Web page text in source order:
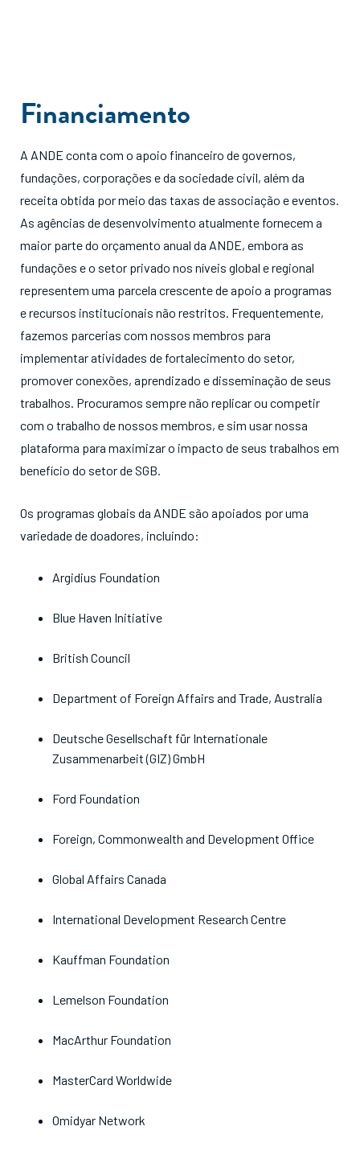
Financiamento
A ANDE conta com o apoio financeiro de governos,
fundações, corporações e da sociedade civil, além da
receita obtida por meio das taxas de associação e eventos.
As agências de desenvolvimento atualmente fornecem a
maior parte do orçamento anual da ANDE, embora as
fundações e o setor privado nos níveis global e regional
representem uma parcela crescente de apoio a programas
e recursos institucionais não restritos. Frequentemente,
fazemos parcerias com nossos membros para
implementar atividades de fortalecimento do setor,
promover conexões, aprendizado e disseminação de seus
trabalhos. Procuramos sempre não replicar ou competir
com o trabalho de nossos membros, e sim usar nossa
plataforma para maximizar o impacto de seus trabalhos em
benefício do setor de SGB.
Os programas globais da ANDE são apoiados por uma
variedade de doadores, incluindo:
Argidius Foundation
Blue Haven Initiative
British Council
Department of Foreign Affairs and Trade, Australia
Deutsche Gesellschaft für Internationale
Zusammenarbeit (GIZ) GmbH
Ford Foundation
Foreign, Commonwealth and Development Office
Global Affairs Canada
International Development Research Centre
Kauffman Foundation
Lemelson Foundation
MacArthur Foundation
MasterCard Worldwide
Omidyar Network